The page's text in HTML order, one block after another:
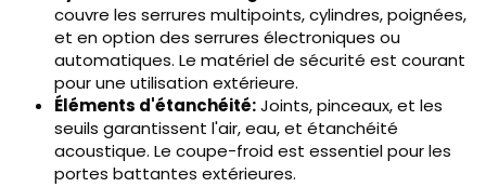
couvre les serrures multipoints, cylindres, poignées,
et en option des serrures électroniques ou
automatiques. Le matériel de sécurité est courant
pour une utilisation extérieure.
Éléments d'étanchéité:Joints, pinceaux, et les
seuils garantissent l'air, eau, et étanchéité
acoustique. Le coupe-froid est essentiel pour les
portes battantes extérieures.